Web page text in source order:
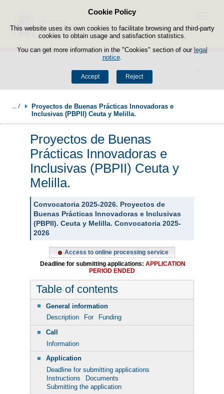
Cookie Policy
This website uses its own cookies to facilitate browsing and third-party
cookies to obtain usage and satisfaction statistics.
You can get more information in the "Cookies" section of our legal
notice.
Accept Reject
Skip to content
Search
Menu
Proyectos de Buenas Prácticas Innovadoras e
Inclusivas (PBPII) Ceuta y Melilla.
Proyectos de Buenas
Prácticas Innovadoras e
Inclusivas (PBPII) Ceuta y
Melilla.
Convocatoria 2025-2026. Proyectos de
Buenas Prácticas Innovadoras e Inclusivas
(PBPII). Ceuta y Melilla. Convocatoria 2025-
2026
Access to online processing service
Deadline for submitting applications: APPLICATION
PERIOD ENDED
Table of contents
General information
Description
For
Funding
Call
Information
Application
Deadline for submitting applications
Instructions
Documents
Submitting the application